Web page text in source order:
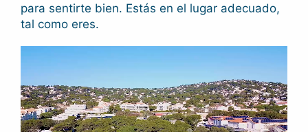
para sentirte bien. Estás en el lugar adecuado,
tal como eres.